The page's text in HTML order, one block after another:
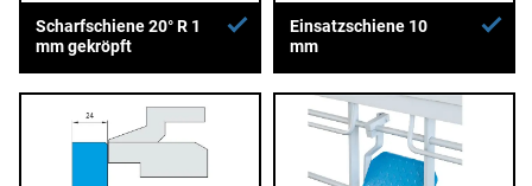
Scharfschiene 20° R 1
mm gekröpft
Einsatzschiene 10
mm